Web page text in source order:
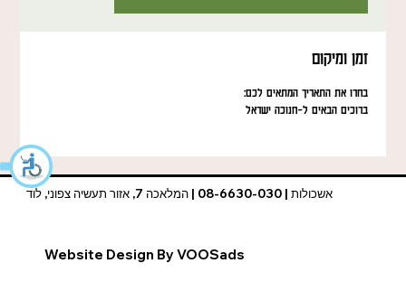
זמן ומיקום
בחרו את התאריך המתאים לכם:
ברוכים הבאים ל-חנוכה ישראל
אשכולות | 08-6630-030 | המלאכה 7, אזור תעשיה צפוני, לוד
Website Design By VOOSads